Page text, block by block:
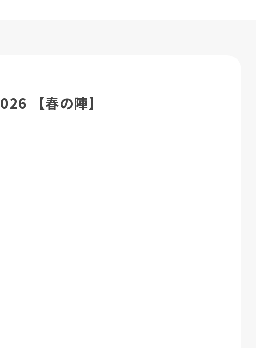
【春の陣】